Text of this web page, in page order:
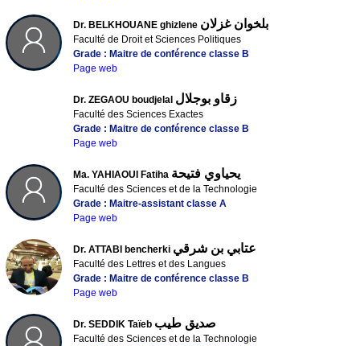
Dr. BELKHOUANE ghizlene بلخوان غزلان
Faculté de Droit et Sciences Politiques
Grade : Maitre de conférence classe B
Page web
Dr. ZEGAOU boudjelal زقاو بوجلال
Faculté des Sciences Exactes
Grade : Maitre de conférence classe B
Page web
Ma. YAHIAOUI Fatiha يحياوي فتيحة
Faculté des Sciences et de la Technologie
Grade : Maitre-assistant classe A
Page web
Dr. ATTABI bencherki عتابي بن شرقي
Faculté des Lettres et des Langues
Grade : Maitre de conférence classe B
Page web
Dr. SEDDIK Taïeb صديق طيب
Faculté des Sciences et de la Technologie